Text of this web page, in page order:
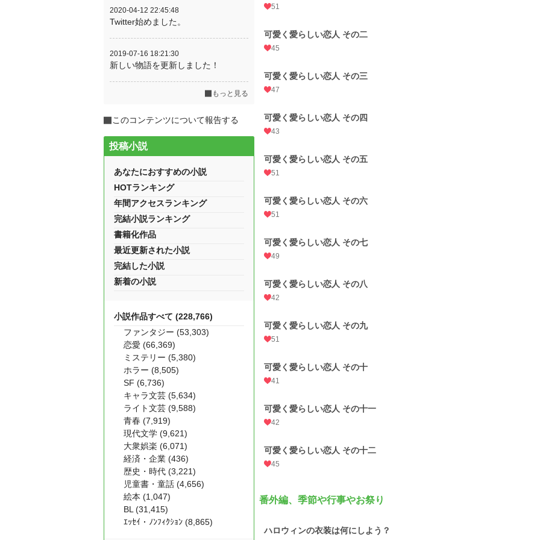
51
可愛く愛らしい恋人 その二
45
可愛く愛らしい恋人 その三
47
可愛く愛らしい恋人 その四
43
可愛く愛らしい恋人 その五
51
可愛く愛らしい恋人 その六
51
可愛く愛らしい恋人 その七
49
可愛く愛らしい恋人 その八
42
可愛く愛らしい恋人 その九
51
可愛く愛らしい恋人 その十
41
可愛く愛らしい恋人 その十一
42
可愛く愛らしい恋人 その十二
45
番外編、季節や行事やお祭り
ハロウィンの衣装は何にしよう？
2020-04-12 22:45:48
Twitter始めました。
2019-07-16 18:21:30
新しい物語を更新しました！
もっと見る
このコンテンツについて報告する
投稿小説
あなたにおすすめの小説
HOTランキング
年間アクセスランキング
完結小説ランキング
書籍化作品
最近更新された小説
完結した小説
新着の小説
小説作品すべて (228,766)
ファンタジー (53,303)
恋愛 (66,369)
ミステリー (5,380)
ホラー (8,505)
SF (6,736)
キャラ文芸 (5,634)
ライト文芸 (9,588)
青春 (7,919)
現代文学 (9,621)
大衆娯楽 (6,071)
経済・企業 (436)
歴史・時代 (3,221)
児童書・童話 (4,656)
絵本 (1,047)
BL (31,415)
ｴｯｾｲ・ﾉﾝﾌｨｸｼｮﾝ (8,865)